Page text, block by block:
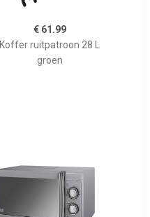
€ 61.99
Koffer ruitpatroon 28 L
groen